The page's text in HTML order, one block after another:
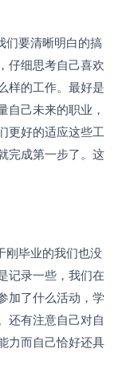
仔细思考自己喜欢
样的工作。最好是
自己未来的职业，
更好的适应这些工
完成第一步了。这
记录一些，我们在
加了什么活动，学
还有注意自己对自
力而自己恰好还具